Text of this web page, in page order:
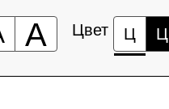
А Цвет Ц Ц